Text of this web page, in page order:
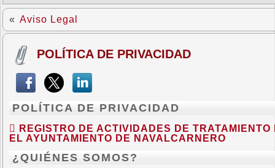
« Aviso Legal
POLÍTICA DE PRIVACIDAD
POLÍTICA DE PRIVACIDAD
REGISTRO DE ACTIVIDADES DE TRATAMIENTO
EL AYUNTAMIENTO DE NAVALCARNERO
¿QUIÉNES SOMOS?